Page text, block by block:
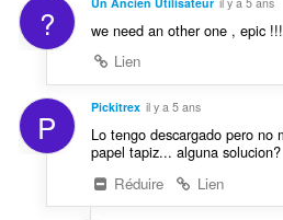
?
we need an other one , epic !!!
Lien
P Pickitrex il y a 5 ans
Lo tengo descargado pero no
papel tapiz... alguna solucion?
Réduire
Lien